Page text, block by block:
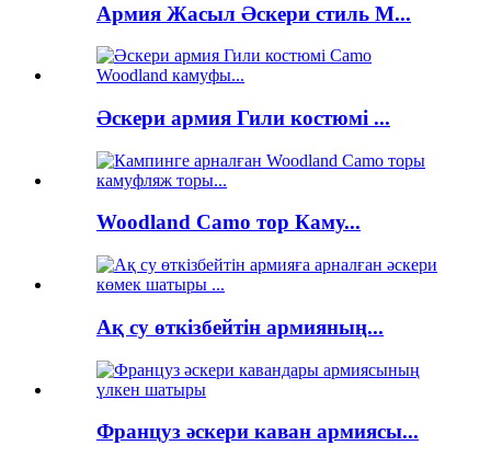
Армия Жасыл Әскери стиль М...
Әскери армия Гили костюмі ...
Woodland Camo тор Каму...
Ақ су өткізбейтін армияның...
Француз әскери каван армиясы...